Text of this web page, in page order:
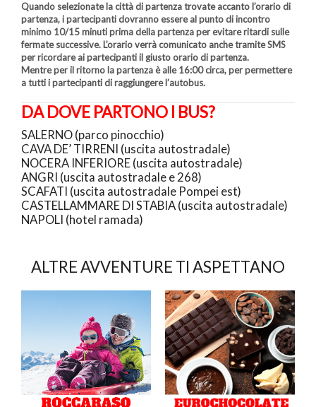
Quando selezionate la città di partenza trovate accanto l’orario di
partenza, i partecipanti dovranno essere al punto di incontro
minimo 10/15 minuti prima della partenza per evitare ritardi sulle
fermate successive. L’orario verrà comunicato anche tramite SMS
per ricordare ai partecipanti il giusto orario di partenza.
Mentre per ilritorno la partenza è alle16:00circa, per permettere
a tutti i partecipanti di raggiungere l’autobus.
DA DOVE PARTONO I BUS?
SALERNO (parco pinocchio)
CAVA DE’ TIRRENI (uscita autostradale)
NOCERA INFERIORE (uscita autostradale)
ANGRI (uscita autostradale e 268)
SCAFATI (uscita autostradale Pompei est)
CASTELLAMMARE DI STABIA (uscita autostradale)
NAPOLI (hotel ramada)
ALTRE AVVENTURE TI ASPETTANO